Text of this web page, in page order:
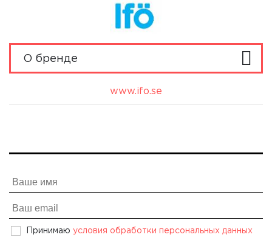
О бренде
www.ifo.se
Принимаю условия обработки персональных данных